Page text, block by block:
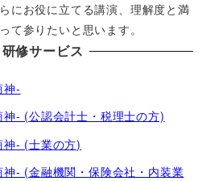
にお役に立てる講演、理解度と満
て参りたいと思います。
研修サービス
神-
- (公認会計士・税理士の方)
- (士業の方)
- (金融機関・保険会社・内装業